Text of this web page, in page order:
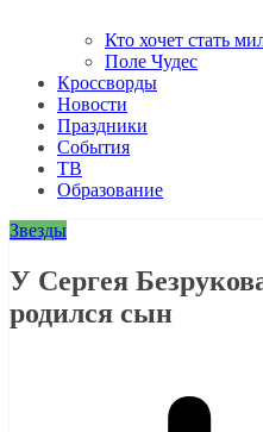
Кто хочет стать
Поле Чудес
Кроссворды
Новости
Праздники
События
ТВ
Образование
Звезды
У Сергея
родился сын